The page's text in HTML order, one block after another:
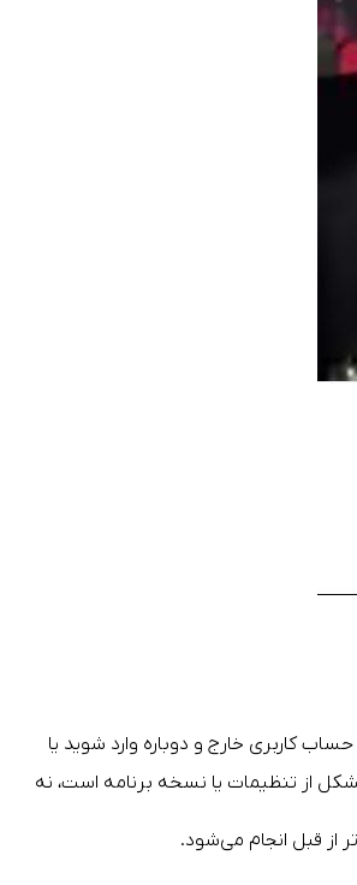
کاربری خارج و دوباره وارد شوید یا
از تنظیمات یا نسخه برنامه است، نه
از قبل انجام می‌شود.